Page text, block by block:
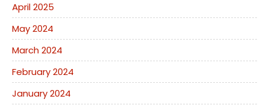
April 2025
May 2024
March 2024
February 2024
January 2024